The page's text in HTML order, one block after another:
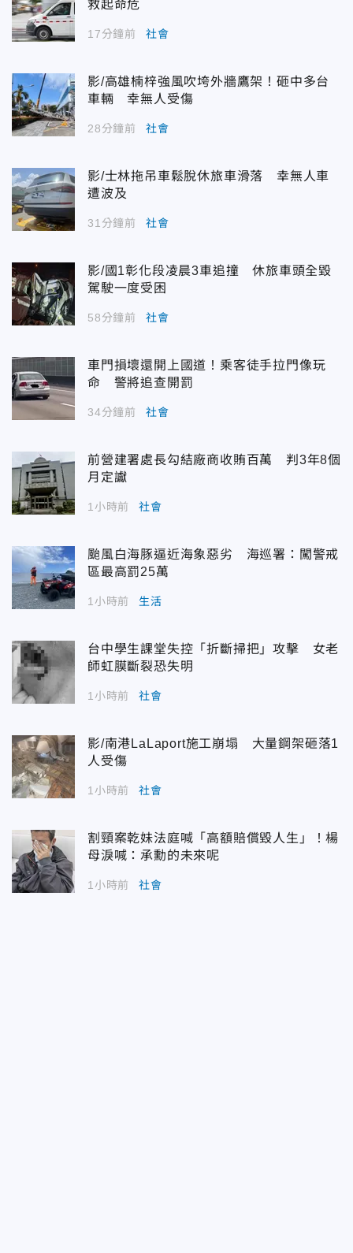
救起命危
17分鐘前 社會
影/高雄楠梓強風吹垮外牆鷹架！砸中多台
車輛 幸無人受傷
28分鐘前 社會
影/士林拖吊車鬆脫休旅車滑落 幸無人車
遭波及
31分鐘前 社會
影/國1彰化段凌晨3車追撞 休旅車頭全毀
駕駛一度受困
58分鐘前 社會
車門損壞還開上國道！乘客徒手拉門像玩
命 警將追查開罰
34分鐘前 社會
前營建署處長勾結廠商收賄百萬 判3年8個
月定讞
1小時前 社會
颱風白海豚逼近海象惡劣 海巡署：闖警戒
區最高罰25萬
1小時前 生活
台中學生課堂失控「折斷掃把」攻擊 女老
師虹膜斷裂恐失明
1小時前 社會
影/南港LaLaport施工崩塌 大量鋼架砸落1
人受傷
1小時前 社會
割頸案乾妹法庭喊「高額賠償毀人生」！楊
母淚喊：承勳的未來呢
1小時前 社會